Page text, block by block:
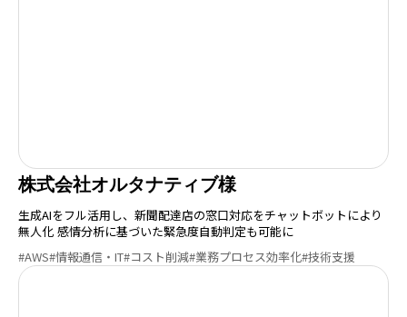
株式会社オルタナティブ様
生成AIをフル活用し、新聞配達店の窓口対応をチャットボットにより
無人化 感情分析に基づいた緊急度自動判定も可能に
#AWS#情報通信・IT#コスト削減#業務プロセス効率化#技術支援